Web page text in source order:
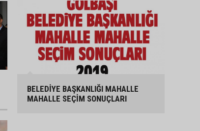
BELEDİYE BAŞKANLIĞI MAHALLE
MAHALLE SEÇİM SONUÇLARI